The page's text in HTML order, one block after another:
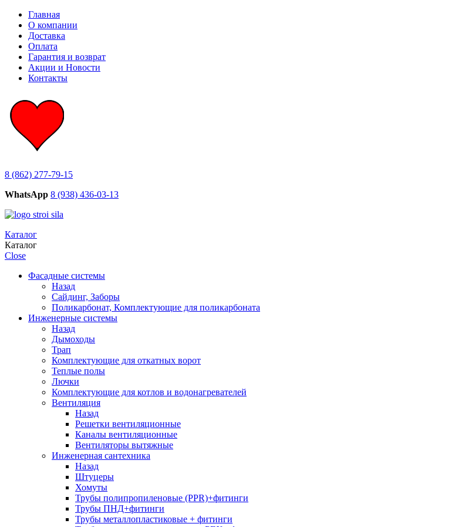
Главная
О компании
Доставка
Оплата
Гарантия и возврат
Акции и Новости
Контакты
8 (862) 277-79-15
WhatsApp 8 (938) 436-03-13
Каталог
Каталог
Close
Фасадные системы
Назад
Сайдинг, Заборы
Поликарбонат, Комплектующие для поликарбоната
Инженерные системы
Назад
Дымоходы
Трап
Комплектующие для откатных ворот
Теплые полы
Лючки
Комплектующие для котлов и водонагревателей
Вентиляция
Назад
Решетки вентиляционные
Каналы вентиляционные
Вентиляторы вытяжные
Инженерная сантехника
Назад
Штуцеры
Хомуты
Трубы полипропиленовые (PPR)+фитинги
Трубы ПНД+фитинги
Трубы металлопластиковые + фитинги